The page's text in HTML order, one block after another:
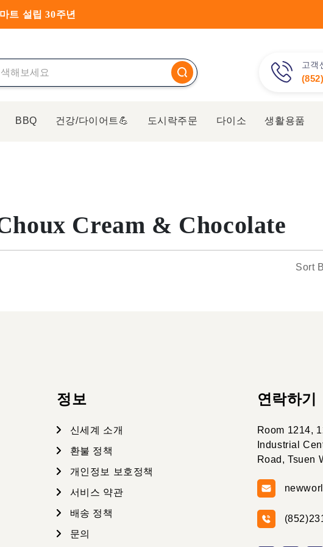
트 설립 30주년
을 만나 보세요
고객
BBQ 건강/다이어트💪 도시락주문 다이소 생활용품
Cream & Chocolate
Sort
정보
신세계 소개
환불 정책
개인정보 보호정책
서비스 약관
배송 정책
문의
연락하기
Room 1214,
Industrial
Road, Tsuen